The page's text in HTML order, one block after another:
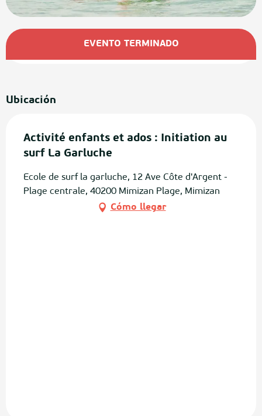
Horarios y datos de contacto
EVENTO TERMINADO
Ubicación
Activité enfants et ados : Initiation au
surf La Garluche
Ecole de surf la garluche, 12 Ave Côte d'Argent -
Plage centrale, 40200 Mimizan Plage, Mimizan
Cómo llegar